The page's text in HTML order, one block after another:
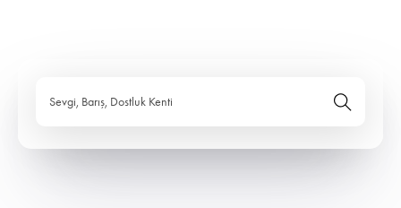
Sevgi, Barış, Dostluk Kenti